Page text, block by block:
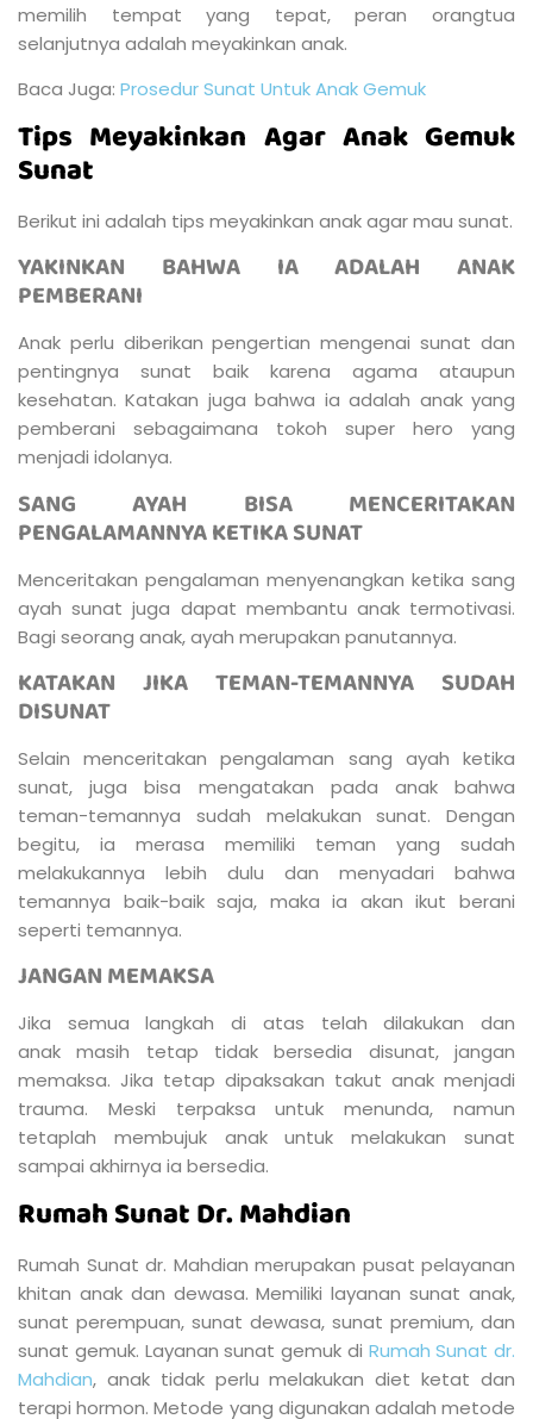
memilih tempat yang tepat, peran orangtua
selanjutnya adalah meyakinkan anak.
Baca Juga: Prosedur Sunat Untuk Anak Gemuk
Tips Meyakinkan Agar Anak Gemuk
Sunat
Berikut ini adalah tips meyakinkan anak agar mau sunat.
YAKINKAN BAHWA IA ADALAH ANAK
PEMBERANI
Anak perlu diberikan pengertian mengenai sunat dan
pentingnya sunat baik karena agama ataupun
kesehatan. Katakan juga bahwa ia adalah anak yang
pemberani sebagaimana tokoh super hero yang
menjadi idolanya.
SANG AYAH BISA MENCERITAKAN
PENGALAMANNYA KETIKA SUNAT
Menceritakan pengalaman menyenangkan ketika sang
ayah sunat juga dapat membantu anak termotivasi.
Bagi seorang anak, ayah merupakan panutannya.
KATAKAN JIKA TEMAN-TEMANNYA SUDAH
DISUNAT
Selain menceritakan pengalaman sang ayah ketika
sunat, juga bisa mengatakan pada anak bahwa
teman-temannya sudah melakukan sunat. Dengan
begitu, ia merasa memiliki teman yang sudah
melakukannya lebih dulu dan menyadari bahwa
temannya baik-baik saja, maka ia akan ikut berani
seperti temannya.
JANGAN MEMAKSA
Jika semua langkah di atas telah dilakukan dan
anak masih tetap tidak bersedia disunat, jangan
memaksa. Jika tetap dipaksakan takut anak menjadi
trauma. Meski terpaksa untuk menunda, namun
tetaplah membujuk anak untuk melakukan sunat
sampai akhirnya ia bersedia.
Rumah Sunat Dr. Mahdian
Rumah Sunat dr. Mahdian merupakan pusat pelayanan
khitan anak dan dewasa. Memiliki layanan sunat anak,
sunat perempuan, sunat dewasa, sunat premium, dan
sunat gemuk. Layanan sunat gemuk di Rumah Sunat dr.
Mahdian, anak tidak perlu melakukan diet ketat dan
terapi hormon. Metode yang digunakan adalah metode